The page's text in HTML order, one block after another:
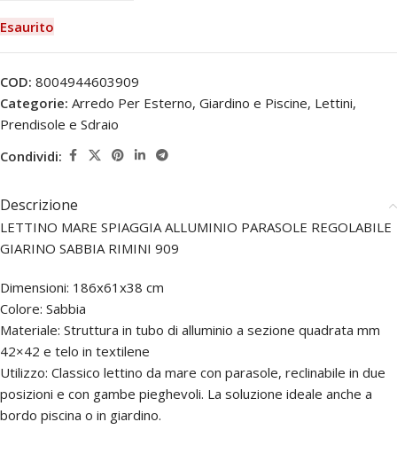
Esaurito
COD: 8004944603909
Categorie: Arredo Per Esterno, Giardino e Piscine, Lettini,
Prendisole e Sdraio
Condividi:
Descrizione
LETTINO MARE SPIAGGIA ALLUMINIO PARASOLE REGOLABILE
GIARINO SABBIA RIMINI 909
Dimensioni: 186x61x38 cm
Colore: Sabbia
Materiale: Struttura in tubo di alluminio a sezione quadrata mm
42×42 e telo in textilene
Utilizzo: Classico lettino da mare con parasole, reclinabile in due
posizioni e con gambe pieghevoli. La soluzione ideale anche a
bordo piscina o in giardino.